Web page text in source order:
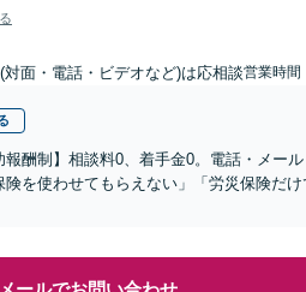
対面・電話・ビデオなど)は応相談営業時間
報酬制】相談料0、着手金0。電話・メー
険を使わせてもらえない」「労災保険だ